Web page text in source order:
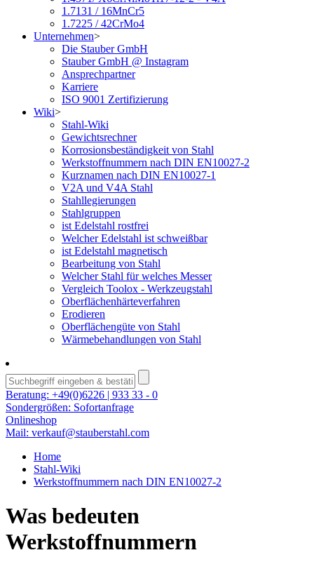
1.7131 / 16MnCr5
1.7225 / 42CrMo4
Unternehmen>
Die Stauber GmbH
Stauber GmbH @ Instagram
Ansprechpartner
Karriere
ISO 9001 Zertifizierung
Wiki>
Stahl-Wiki
Gewichtsrechner
Korrosionsbeständigkeit von Stahl
Werkstoffnummern nach DIN EN10027-2
Kurznamen nach DIN EN10027-1
V2A und V4A Stahl
Stahllegierungen
Stahlgruppen
ist Edelstahl rostfrei
Welcher Edelstahl ist schweißbar
ist Edelstahl magnetisch
Bearbeitung von Stahl
Welcher Stahl für welches Messer
Vergleich Toolox - Werkzeugstahl
Oberflächenhärteverfahren
Erodieren
Oberflächengüte von Stahl
Wärmebehandlungen von Stahl
Beratung: +49(0)6226 | 933 33 - 0
Sondergrößen: Sofortanfrage
Onlineshop
Mail: verkauf@stauberstahl.com
Home
Stahl-Wiki
Werkstoffnummern nach DIN EN10027-2
Was bedeuten
Werkstoffnummern